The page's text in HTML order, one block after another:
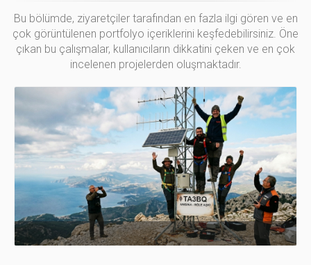
Bu bölümde, ziyaretçiler tarafından en fazla ilgi gören ve en
çok görüntülenen portfolyo içeriklerini keşfedebilirsiniz. Öne
çıkan bu çalışmalar, kullanıcıların dikkatini çeken ve en çok
incelenen projelerden oluşmaktadır.